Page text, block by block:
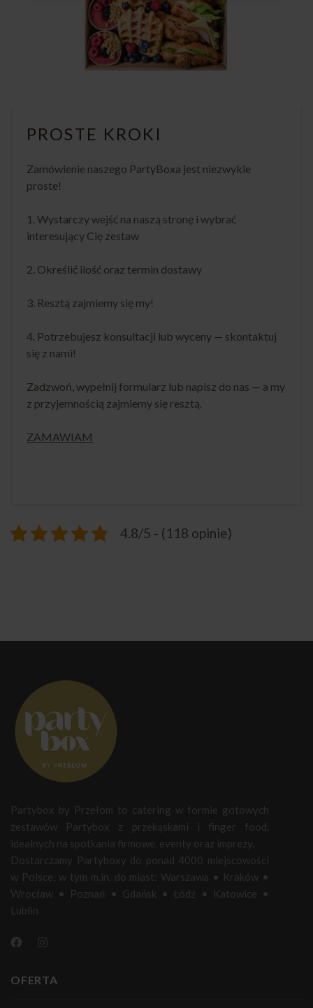
PROSTE KROKI
Zamówienie naszego PartyBoxa jest niezwykle
proste!
1. Wystarczy wejść na naszą stronę i wybrać
interesujący Cię zestaw
2. Określić ilość oraz termin dostawy
3. Resztą zajmiemy się my!
4. Potrzebujesz konsultacji lub wyceny — skontaktuj
się z nami!
Zadzwoń, wypełnij formularz lub napisz do nas — a my
z przyjemnością zajmiemy się resztą.
ZAMAWIAM
4.8/5 - (118 opinie)
Partybox by Przełom to catering w formie gotowych
zestawów Partybox z przekąskami i finger food,
idealnych na spotkania firmowe, eventy oraz imprezy.
Dostarczamy Partyboxy do ponad 4000 miejscowości
w Polsce, w tym m.in. do miast: Warszawa • Kraków •
Wrocław • Poznań • Gdańsk • Łódź • Katowice •
Lublin
OFERTA